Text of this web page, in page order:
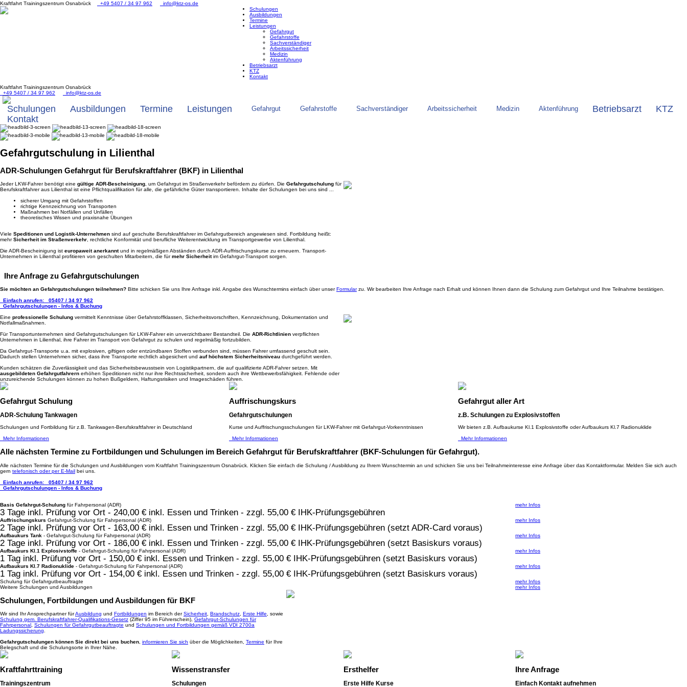
Kraftfahrt Trainingszentrum Osnabrück +49 5407 / 34 97 962
info@ktz-os.de
Schulungen
Ausbildungen
Termine
Leistungen
Gefahrgut
Gefahrstoffe
Sachverständiger
Arbeitssicherheit
Medizin
Aktenführung
Betriebsarzt
KTZ
Kontakt
Kraftfahrt Trainingszentrum Osnabrück
+49 5407 / 34 97 962
info@ktz-os.de
Schulungen Ausbildungen Termine Leistungen Gefahrgut Gefahrstoffe Sachverständiger Arbeitssicherheit Medizin Aktenführung Betriebsarzt
KTZ
Kontakt
Gefahrgutschulung in Lilienthal
ADR-Schulungen Gefahrgut für Berufskraftfahrer (BKF) in Lilienthal
Jeder LKW-Fahrer benötigt eine gültige ADR-Bescheinigung, um Gefahrgut im Straßenverkehr befördern zu dürfen. Die Gefahrgutschulung für
Berufskraftfahrer aus Lilienthal ist eine Pflichtqualifikation für alle, die gefährliche Güter transportieren. Inhalte der Schulungen bei uns sind ...
sicherer Umgang mit Gefahrstoffen
richtige Kennzeichnung von Transporten
Maßnahmen bei Notfällen und Unfällen
theoretisches Wissen und praxisnahe Übungen
Viele Speditionen und Logistik-Unternehmen sind auf geschulte Berufskraftfahrer im Gefahrgutbereich angewiesen sind. Fortbildung heißt:
mehrSicherheit im Straßenverkehr, rechtliche Konformität und berufliche Weiterentwicklung im Transportgewerbe von Lilienthal.
Die ADR-Bescheinigung ist europaweit anerkanntund in regelmäßigen Abständen durch ADR-Auffrischungskurse zu erneuern. Transport-
Unternehmen in Lilienthal profitieren von geschulten Mitarbeitern, die fürmehr Sicherheitim Gefahrgut-Transport sorgen.
Ihre Anfrage zu Gefahrgutschulungen
Sie möchten an Gefahrgutschulungen teilnehmen? Bitte schicken Sie uns Ihre Anfrage inkl. Angabe des Wunschtermins einfach über unserFormularzu. Wir bearbeiten Ihre Anfrage nach Erhalt und können Ihnen dann die Schulung zum Gefahrgut und Ihre Teilnahme bestätigen.
Einfach anrufen:
05407 / 34 97 962
Gefahrgutschulungen - Infos & Buchung
Eine professionelle Schulung vermittelt Kenntnisse über Gefahrstoffklassen, Sicherheitsvorschriften, Kennzeichnung, Dokumentation und
Notfallmaßnahmen.
Für Transportunternehmen sind Gefahrgutschulungen für LKW-Fahrer ein unverzichtbarer Bestandteil. Die ADR-Richtlinien verpflichten
Unternehmen in Lilienthal, ihre Fahrer im Transport von Gefahrgut zu schulen und regelmäßig fortzubilden.
Da Gefahrgut-Transporte u.a. mit explosiven, giftigen oder entzündbaren Stoffen verbunden sind, müssen Fahrer umfassend geschult sein.
Dadurch stellen Unternehmen sicher, dass ihre Transporte rechtlich abgesichert und auf höchstem Sicherheitsniveau durchgeführt werden.
Kunden schätzen die Zuverlässigkeit und das Sicherheitsbewusstsein von Logistikpartnern, die auf qualifizierte ADR-Fahrer setzen. Mit
ausgebildeten Gefahrgutfahrern erhöhen Speditionen nicht nur ihre Rechtssicherheit, sondern auch ihre Wettbewerbsfähigkeit. Fehlende oder
unzureichende Schulungen können zu hohen Bußgeldern, Haftungsrisiken und Imageschäden führen.
Gefahrgut Schulung
ADR-Schulung Tankwagen
Schulungen und Fortbildung für z.B. Tankwagen-Berufskraftfahrer in Deutschland
Mehr Informationen
Auffrischungskurs
Gefahrgutschulungen
Kurse und Auffrischungsschulungen für LKW-Fahrer mit Gefahrgut-Vorkenntnissen
Mehr Informationen
Gefahrgut aller Art
z.B. Schulungen zu Explosivstoffen
Wir bieten z.B. Aufbaukurse Kl.1 Explosivstoffe oder Aufbaukurs Kl.7 Radionuklide
Mehr Informationen
Alle nächsten Termine zu Fortbildungen und Schulungen im Bereich Gefahrgut für Berufskraftfahrer (BKF-Schulungen für Gefahrgut).
Alle nächsten Termine für die Schulungen und Ausbildungen vom Kraftfahrt Trainingszentrum Osnabrück. Klicken Sie einfach die Schulung / Ausbildung zu Ihrem Wunschtermin an und schicken Sie uns bei Teilnahmeinteresse eine Anfrage über das Kontaktformular. Melden Sie sich auch
gern telefonisch oder per E-Mail bei uns.
Einfach anrufen:
05407 / 34 97 962
Gefahrgutschulungen - Infos & Buchung
Basis Gefahrgut-Schulung für Fahrpersonal (ADR)
3 Tage inkl. Prüfung vor Ort - 240,00 € inkl. Essen und Trinken - zzgl. 55,00 € IHK-Prüfungsgebühren
mehr Infos
Auffrischungskurs Gefahrgut-Schulung für Fahrpersonal (ADR)
2 Tage inkl. Prüfung vor Ort - 163,00 € inkl. Essen und Trinken - zzgl. 55,00 € IHK-Prüfungsgebühren (setzt ADR-Card voraus)
mehr Infos
Aufbaukurs Tank - Gefahrgut-Schulung für Fahrpersonal (ADR)
2 Tage inkl. Prüfung vor Ort - 186,00 € inkl. Essen und Trinken - zzgl. 55,00 € IHK-Prüfungsgebühren (setzt Basiskurs voraus)
mehr Infos
Aufbaukurs Kl.1 Explosivstoffe - Gefahrgut-Schulung für Fahrpersonal (ADR)
1 Tag inkl. Prüfung vor Ort - 150,00 € inkl. Essen und Trinken - zzgl. 55,00 € IHK-Prüfungsgebühren (setzt Basiskurs voraus)
mehr Infos
Aufbaukurs Kl.7 Radionuklide - Gefahrgut-Schulung für Fahrpersonal (ADR)
1 Tag inkl. Prüfung vor Ort - 154,00 € inkl. Essen und Trinken - zzgl. 55,00 € IHK-Prüfungsgebühren (setzt Basiskurs voraus)
mehr Infos
Schulung für Gefahrgutbeauftragte
mehr Infos
Weitere Schulungen und Ausbildungen
mehr Infos
Schulungen, Fortbildungen und Ausbildungen für BKF
Wir sind Ihr Ansprechpartner fürAusbildung und Fortbildungen im Bereich derSicherheit, Brandschutz, Erste Hilfe, sowie
Schulung gem. Berufskraftfahrer-Qualifikations-Gesetz (Ziffer 95 im Führerschein), Gefahrgut-Schulungen für
Fahrpersonal , Schulungen für Gefahrgutbeauftragte und Schulungen und Fortbildungen gemäß VDI 2700a
Ladungssicherung.
Gefahrgutschulungen können Sie direkt bei uns buchen, informieren Sie sich über die Möglichkeiten, Termine für Ihre
Belegschaft und die Schulungsorte in Ihrer Nähe.
Kraftfahrttraining
Trainingszentrum
Wissenstransfer
Schulungen
Ersthelfer
Erste Hilfe Kurse
Ihre Anfrage
Einfach Kontakt aufnehmen